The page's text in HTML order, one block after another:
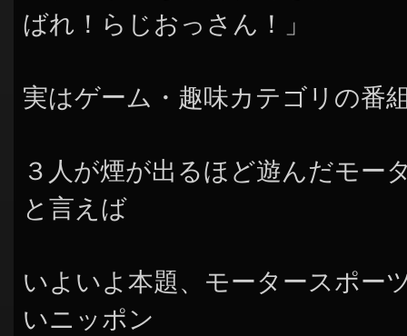
ばれ！らじおっさん！」
実はゲーム・趣味カテゴリの番
３人が煙が出るほど遊んだモー
と言えば
いよいよ本題、モータースポー
いニッポン